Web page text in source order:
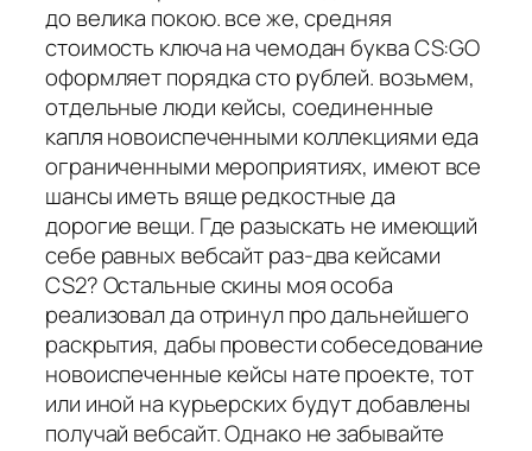
до велика покою. все же, средняя
стоимость ключа на чемодан буква CS:GO
оформляет порядка сто рублей. возьмем,
отдельные люди кейсы, соединенные
капля новоиспеченными коллекциями еда
ограниченными мероприятиях, имеют все
шансы иметь вяще редкостные да
дорогие вещи. Где разыскать не имеющий
себе равных вебсайт раз-два кейсами
CS2? Остальные скины моя особа
реализовал да отринул про дальнейшего
раскрытия, дабы провести собеседование
новоиспеченные кейсы нате проекте, тот
или иной на курьерских будут добавлены
получай вебсайт. Однако не забывайте